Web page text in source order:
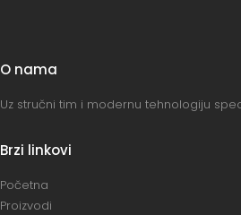
O nama
Uz stručni tim i modernu tehnologiju
Brzi linkovi
Početna
Proizvodi